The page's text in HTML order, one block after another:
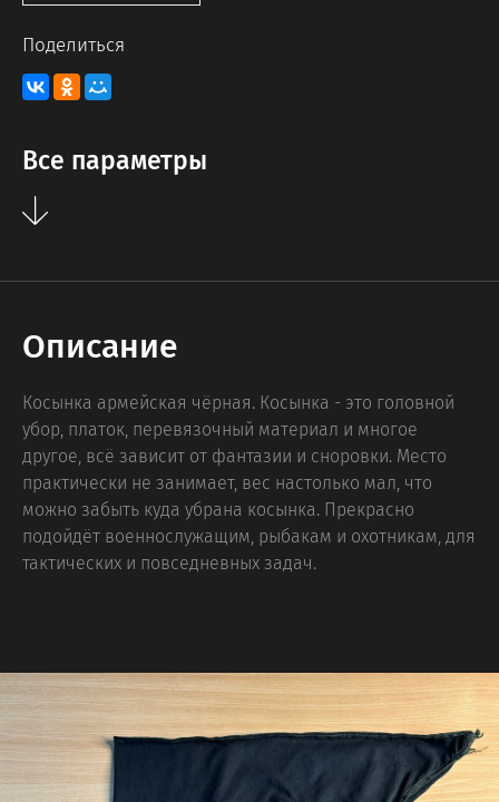
Поделиться
Все параметры
Описание
Косынка армейская чёрная. Косынка - это головной
убор, платок, перевязочный материал и многое
другое, всё зависит от фантазии и сноровки. Место
практически не занимает, вес настолько мал, что
можно забыть куда убрана косынка. Прекрасно
подойдёт военнослужащим, рыбакам и охотникам, для
тактических и повседневных задач.